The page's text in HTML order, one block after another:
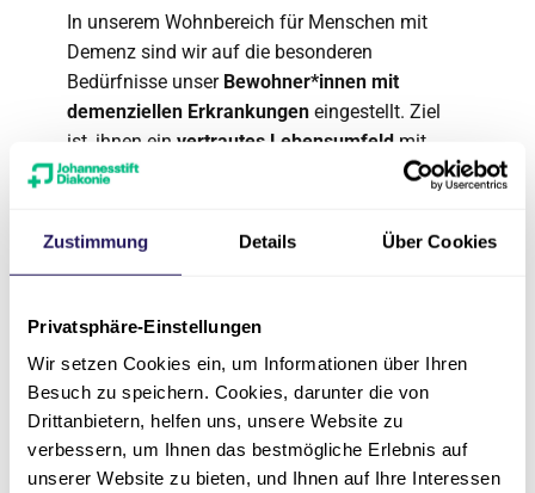
Zustimmung Details Über Cookies
Privatsphäre-Einstellungen
Wir setzen Cookies ein, um Informationen über Ihren
Besuch zu speichern. Cookies, darunter die von
Drittanbietern, helfen uns, unsere Website zu
verbessern, um Ihnen das bestmögliche Erlebnis auf
unserer Website zu bieten, und Ihnen auf Ihre Interessen
In unserem Wohnbereich für Menschen mit
Demenz sind wir auf die besonderen
Bedürfnisse unser Bewohner*innen mit
demenziellen Erkrankungen eingestellt. Ziel
ist, ihnen ein vertrautes Lebensumfeld mit
einer auf sie abgestimmten
Tagesstrukturzu
UnserPflege- und Betreuungsteam
ist bestens
ausgebildet im Bereich der Biografie-Arbeit, der
besonderer Kommunikation. Wichtig dabei ist
derenge Kontakt zu den Angehörigenund
nahestehenden Menschen. Sie sind die
emotionalen Bindeglieder zum bisherigen
Leben.